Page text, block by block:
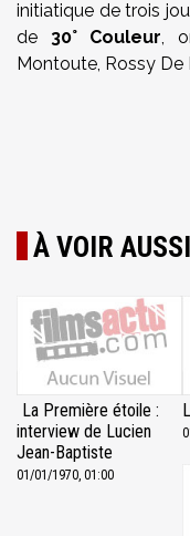
initiatique de trois
de 30° Couleur,
Montoute, Rossy De
À VOIR AUSSI
La Première étoile :
interview de Lucien
Jean-Baptiste
01/01/1970, 01:00